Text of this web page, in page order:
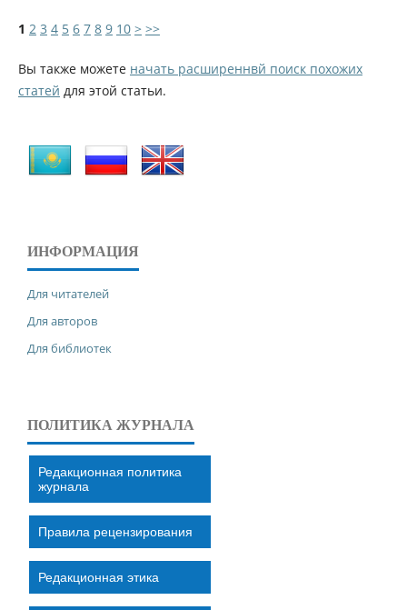
1 2 3 4 5 6 7 8 9 10 > >>
Вы также можете начать расширеннвй поиск похожих
статей для этой статьи.
ИНФОРМАЦИЯ
Для читателей
Для авторов
Для библиотек
ПОЛИТИКА ЖУРНАЛА
Редакционная политика
журнала
Правила рецензирования
Редакционная этика